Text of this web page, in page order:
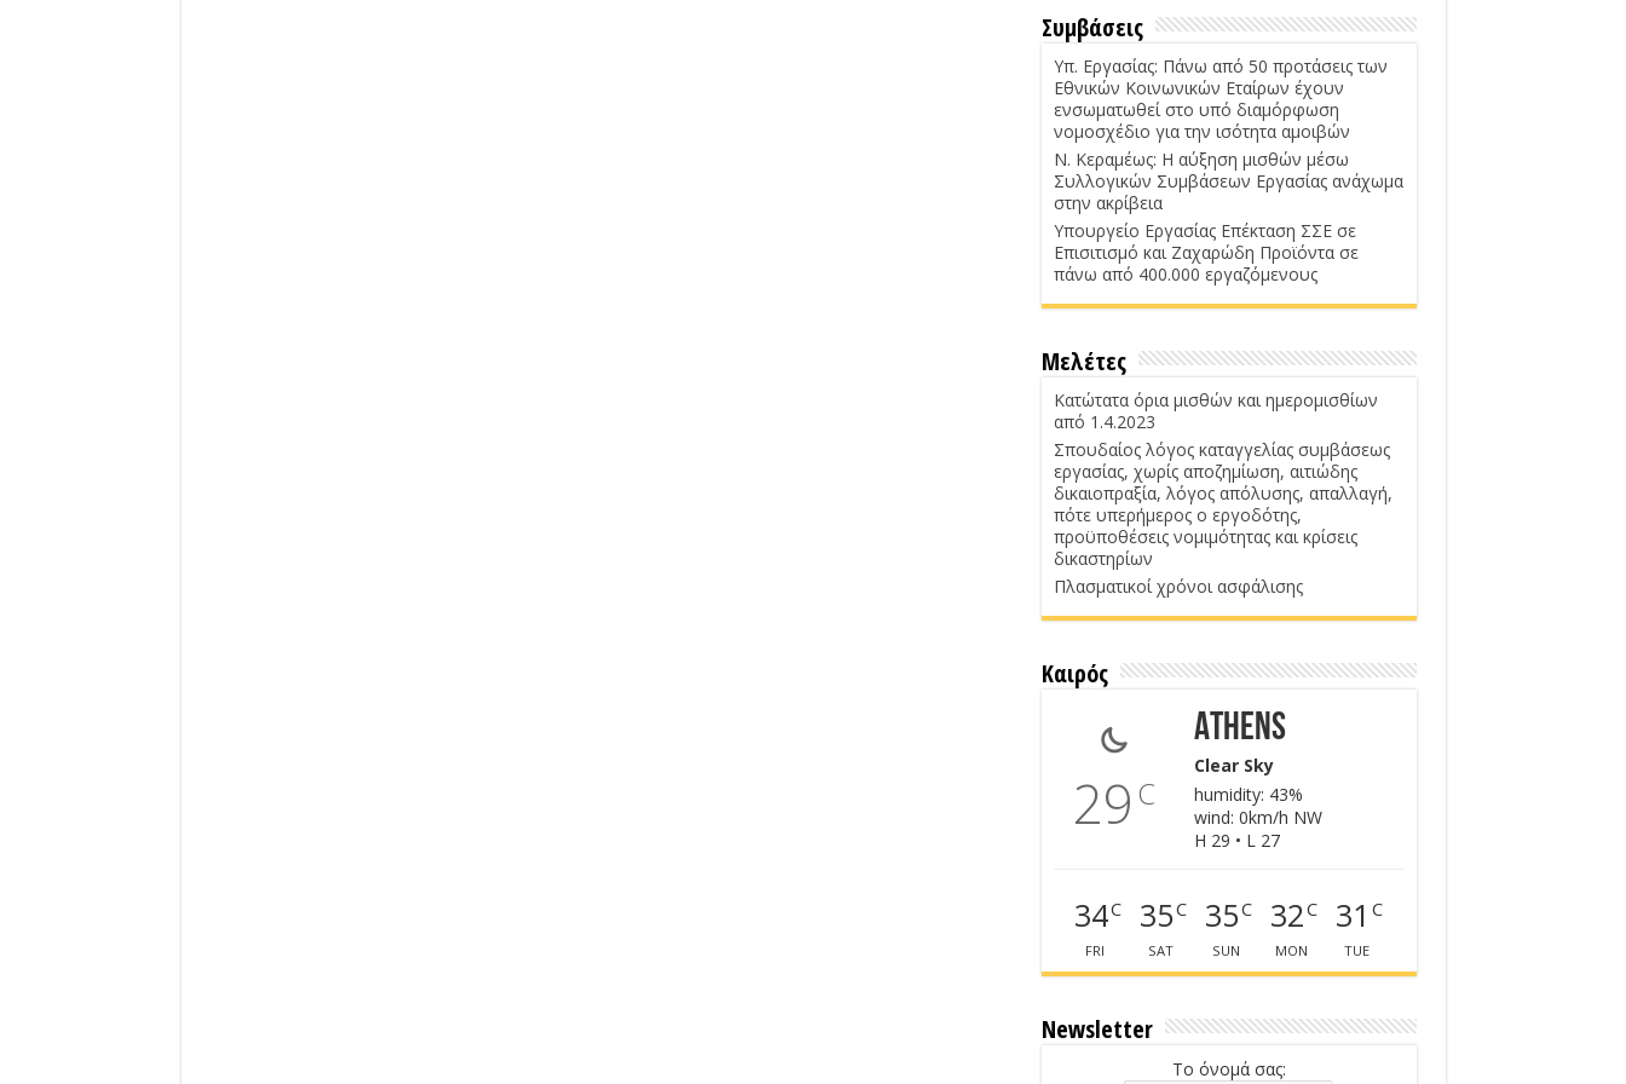
Συμβάσεις
Υπ. Εργασίας: Πάνω από 50 προτάσεις των
Εθνικών Κοινωνικών Εταίρων έχουν
ενσωματωθεί στο υπό διαμόρφωση
νομοσχέδιο για την ισότητα αμοιβών
Ν. Κεραμέως: Η αύξηση μισθών μέσω
Συλλογικών Συμβάσεων Εργασίας ανάχωμα
στην ακρίβεια
Υπουργείο Εργασίας Επέκταση ΣΣΕ σε
Επισιτισμό και Ζαχαρώδη Προϊόντα σε
πάνω από 400.000 εργαζόμενους
Μελέτες
Κατώτατα όρια μισθών και ημερομισθίων
από 1.4.2023
Σπουδαίος λόγος καταγγελίας συμβάσεως
εργασίας, χωρίς αποζημίωση, αιτιώδης
δικαιοπραξία, λόγος απόλυσης, απαλλαγή,
πότε υπερήμερος ο εργοδότης,
προϋποθέσεις νομιμότητας και κρίσεις
δικαστηρίων
Πλασματικοί χρόνοι ασφάλισης
Καιρός
29 C
Athens
Clear Sky
humidity: 43%
wind: 0km/h NW
H 29 • L 27
34C
FRI
35C
SAT
35C
SUN
32C
MON
31 C
TUE
Newsletter
Το όνομά σας: